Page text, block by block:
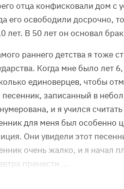
отца конфисковали дом с
его освободили досрочно,
лет. В 50 лет он основал
раннего детства я тоже
Когда мне было лет
единоверцев, чтобы
записанный в
и я учился
для меня был особенно
Они увидели этот
очень жалко, и я начал
принести …